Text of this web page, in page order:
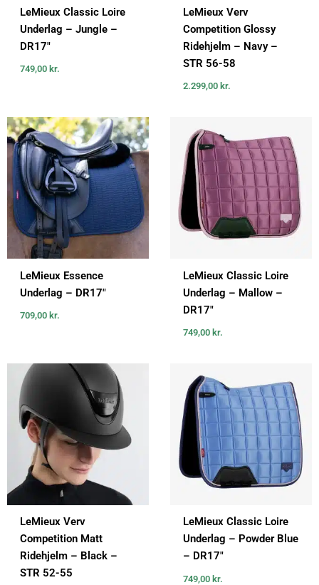
LeMieux Classic Loire
Underlag – Jungle –
DR17″
749,00 kr.
LeMieux Verv
Competition Glossy
Ridehjelm – Navy –
STR 56-58
2.299,00 kr.
LeMieux Essence
Underlag – DR17″
709,00 kr.
LeMieux Classic Loire
Underlag – Mallow –
DR17″
749,00 kr.
LeMieux Verv
Competition Matt
Ridehjelm – Black –
STR 52-55
LeMieux Classic Loire
Underlag – Powder Blue
– DR17″
749,00 kr.